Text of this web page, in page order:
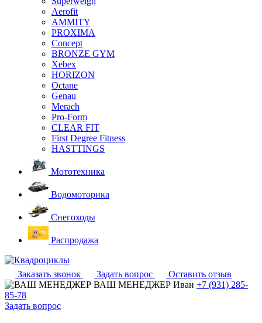
Aerofit
AMMITY
PROXIMA
Concept
BRONZE GYM
Xebex
HORIZON
Octane
Genau
Merach
Pro-Form
CLEAR FIT
First Degree Fitness
HASTTINGS
Мототехника
Водомоторика
Снегоходы
Распродажа
Заказать звонок Задать вопрос
Оставить отзыв
ВАШ МЕНЕДЖЕР Иван +7 (931) 285-
85-78
Задать вопрос